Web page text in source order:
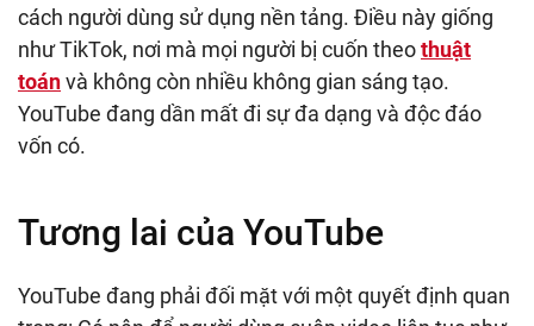
cách người dùng sử dụng nền tảng. Điều này giống
như TikTok, nơi mà mọi người bị cuốn theothuật
toánvà không còn nhiều không gian sáng tạo.
YouTube đang dần mất đi sự đa dạng và độc đáo
vốn có.
Tương lai của YouTube
YouTube đang phải đối mặt với một quyết định quan